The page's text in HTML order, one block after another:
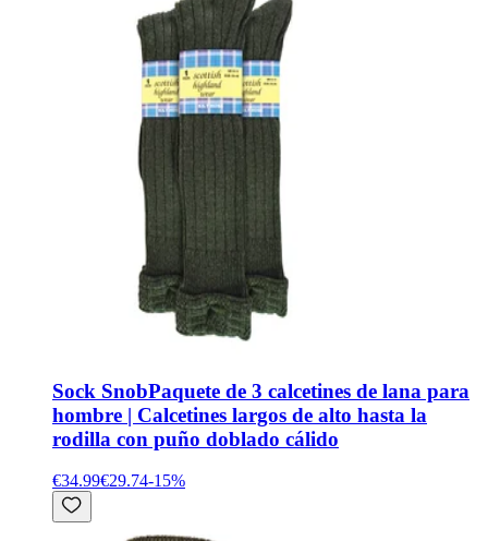
Sock SnobPaquete de 3 calcetines de lana para
hombre | Calcetines largos de alto hasta la
rodilla con puño doblado cálido
€34.99€29.74-15%